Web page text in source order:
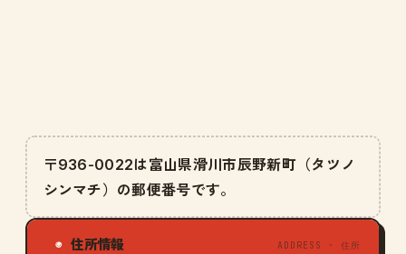
〒936-0022は富山県滑川市辰野新町（タツノ
シンマチ）の郵便番号です。
◉ 住所情報 ADDRESS · 住所